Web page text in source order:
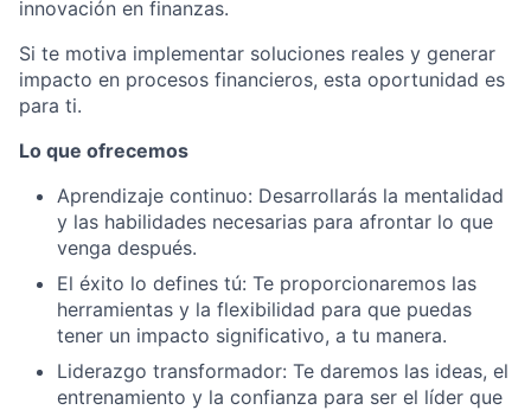
innovación en finanzas.
Si te motiva implementar soluciones reales y generar
impacto en procesos financieros, esta oportunidad es
para ti.
Lo que ofrecemos
Aprendizaje continuo: Desarrollarás la mentalidad
y las habilidades necesarias para afrontar lo que
venga después.
El éxito lo defines tú: Te proporcionaremos las
herramientas y la flexibilidad para que puedas
tener un impacto significativo, a tu manera.
Liderazgo transformador: Te daremos las ideas, el
entrenamiento y la confianza para ser el líder que